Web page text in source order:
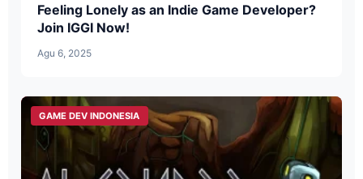
Feeling Lonely as an Indie Game Developer?
Join IGGI Now!
Agu 6, 2025
GAME DEV INDONESIA